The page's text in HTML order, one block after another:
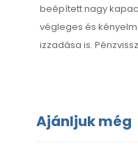
beépített nagy
végleges és
izzadása is.
Ajánljuk még